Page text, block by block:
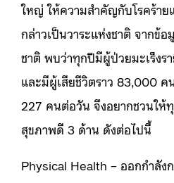
ใหญ่ ให้ความสำคัญกับโรคร้าย
กล่าวเป็นวาระแห่งชาติ จากข้อ
ชาติ พบว่าทุกปีมีผู้ป่วยมะเร็งร
และมีผู้เสียชีวิตราว 83,000
227 คนต่อวัน จึงอยากชวนใ
สุขภาพดี 3 ด้าน ดังต่อไปนี้
Physical Health – ออกกำลัง